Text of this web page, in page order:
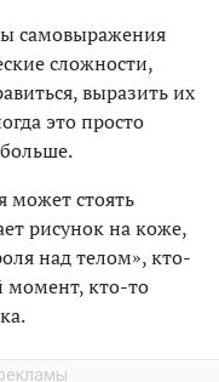
самовыражения
сложности,
выразить их
это просто
может стоять
рисунок на коже,
над телом», кто-
кто-то